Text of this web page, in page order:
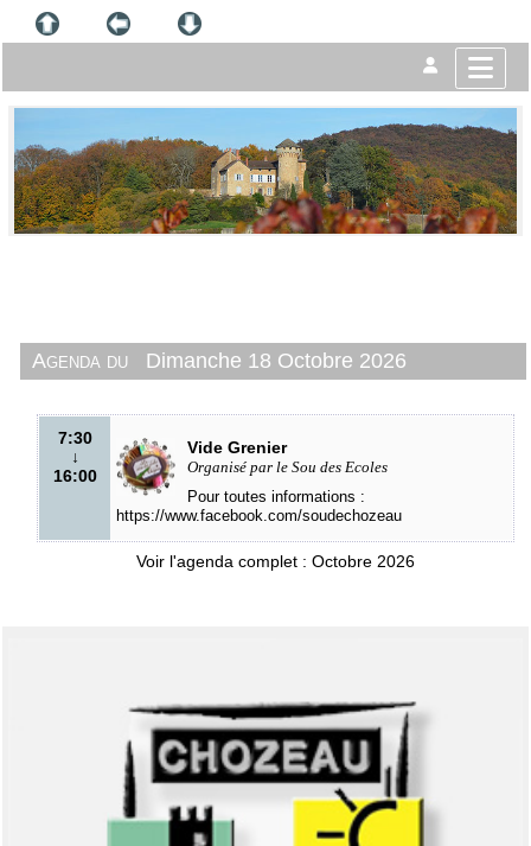
Agenda du Dimanche 18 Octobre 2026
7:30
↓
16:00
Vide Grenier
Organisé par le Sou des Ecoles
Pour toutes informations :
https://www.facebook.com/soudechozeau
Voir l'agenda complet : Octobre 2026